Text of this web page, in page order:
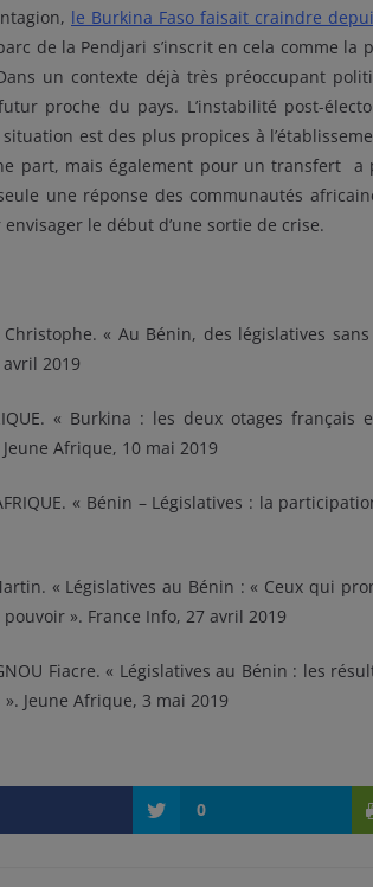
le Burkina Faso faisait craindre
de la Pendjari s’inscrit en cela comme
un contexte déjà très préoccupant
proche du pays. L’instabilité post-
est des plus propices à
part, mais également pour un transfert a
une réponse des communautés
le début d’une sortie de crise.
Christophe. « Au Bénin, des législatives
2019
« Burkina : les deux otages
Afrique, 10 mai 2019
« Bénin – Législatives : la
« Législatives au Bénin : « Ceux qui
». France Info, 27 avril 2019
Fiacre. « Législatives au Bénin : les
Jeune Afrique, 3 mai 2019
0